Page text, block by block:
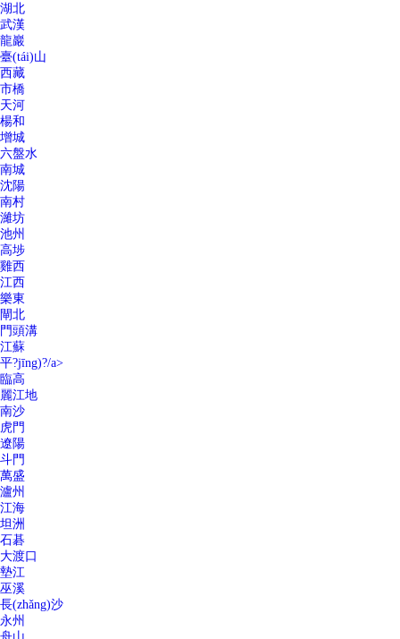
湖北
武漢
龍巖
臺(tái)山
西藏
市橋
天河
楊和
增城
六盤水
南城
沈陽
南村
濰坊
池州
高埗
雞西
江西
樂東
閘北
門頭溝
江蘇
平?jīng)?/a>
臨高
麗江地
南沙
虎門
遼陽
斗門
萬盛
瀘州
江海
坦洲
石碁
大渡口
墊江
巫溪
長(zhǎng)沙
永州